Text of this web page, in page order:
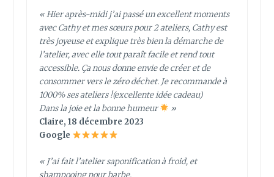
« Hier après-midi j’ai passé un excellent moments
avec Cathy et mes sœurs pour 2 ateliers, Cathy est
très joyeuse et explique très bien la démarche de
l’atelier, avec elle tout paraît facile et rend tout
accessible. Ça nous donne envie de créer et de
consommer vers le zéro déchet. Je recommande à
1000% ses ateliers !(excellente idée cadeau)
Dans la joie et la bonne humeur
»
Claire, 18 décembre 2023
Google
« J’ai fait l’atelier saponification à froid, et
shampooing pour barbe.